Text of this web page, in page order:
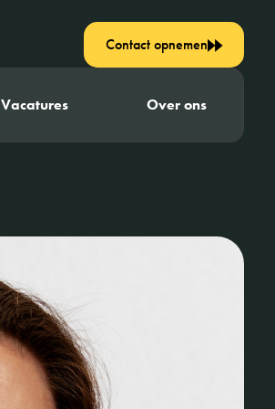
Vacatures Over ons
Contact opnemen